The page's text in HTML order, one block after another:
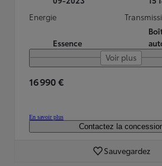
Energie
Essence
Voir plus
16 990 €
En savoir plus
Contactez la
Sauvegardez